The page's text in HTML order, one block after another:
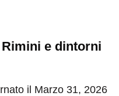
e dintorni
il Marzo 31, 2026